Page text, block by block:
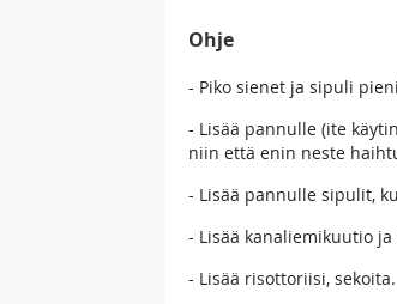
Ohje
- Piko sienet ja sipuli
- Lisää pannulle (ite
niin että enin neste
- Lisää pannulle sipulit,
- Lisää kanaliemikuutio
- Lisää risottoriisi, sekoita.